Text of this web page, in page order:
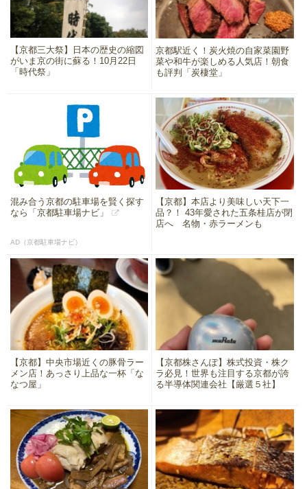
【京都三大祭】日本の歴史の縮図
がいま京の街に蘇る！10月22日
「時代祭」
京都駅近く！炭火焼の自家菜園野
菜や和牛が楽しめる人気店！朝食
も評判「炭棲堂」
混み合う京都の駐車場を賢く探す
なら「京都駐車場ナビ」
AD（京都駐車場ナビ）
【京都】本店より美味しい天下一
品？！ 43年愛された五条桂店が閉
店へ 名物・赤ラーメンも
【京都】中央市場近くの豚骨ラー
メン店！あっさり上品な一杯「な
なつ屋」
【京都株さんぽ】株式投資・株ク
ラ必見！世界も注目する京都が誇
る半導体関連会社【厳選５社】